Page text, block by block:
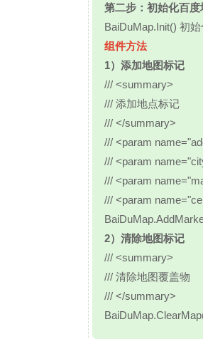
第二步：初始化百度
BaiDuMap.Init() 初
组件方法
1）添加地图标记
/// <summary>
/// 添加地点标记
/// </summary>
/// <param
/// <param
/// <param
/// <param
2）清除地图标记
/// <summary>
/// 清除地图覆盖物
/// </summary>